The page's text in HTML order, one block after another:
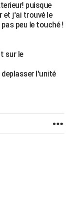
puisque
et j'ai trouvé le
peu le touché !
sur le
l'unité